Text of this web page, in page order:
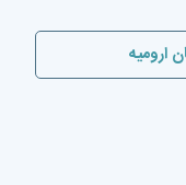
ارومیه